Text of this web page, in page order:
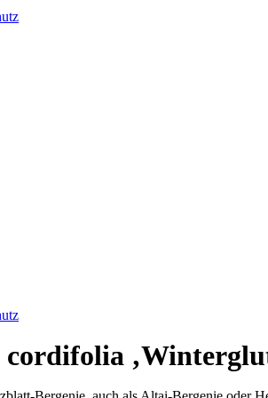
cordifolia